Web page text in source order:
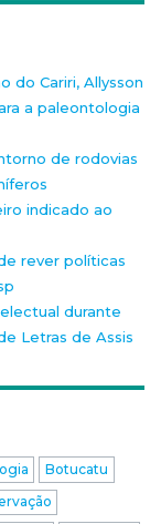
do Cariri, Allysson
a paleontologia
de rodovias
indicado ao
rever políticas
durante
Letras de Assis
Botucatu